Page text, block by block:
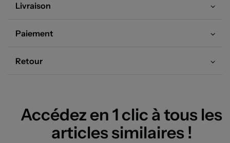
Livraison
Paiement
Retour
Accédez en 1 clic à tous les
articles similaires !